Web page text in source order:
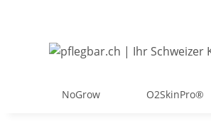
NoGrow O2SkinPro®